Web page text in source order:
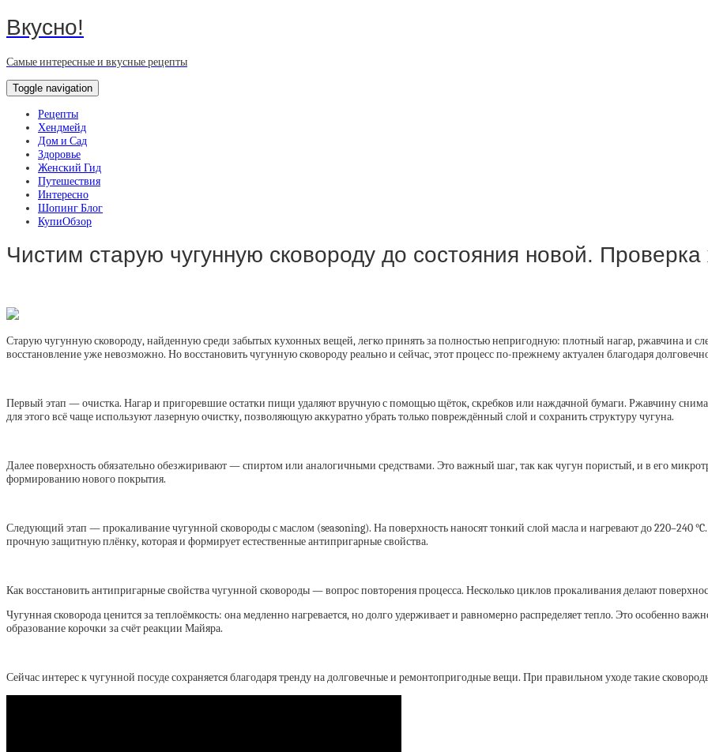
Вкусно!
Самые интересные и вкусные рецепты
Toggle navigation
Рецепты
Хендмейд
Дом и Сад
Здоровье
Женский Гид
Путешествия
Интересно
Шопинг Блог
КупиОбзор
Чистим старую чугунную сковороду до состояния новой.
Старую чугунную сковороду, найденную среди забытых кухонных вещей, легко принять за полностью непригодную: плотный нагар, ржавчина и
восстановление уже невозможно. Но восстановить чугунную сковороду реально и сейчас, этот процесс по-прежнему актуален благодаря
Первый этап — очистка. Нагар и пригоревшие остатки пищи удаляют вручную с помощью щёток, скребков или наждачной бумаги. Ржавчину
для этого всё чаще используют лазерную очистку, позволяющую аккуратно убрать только повреждённый слой и сохранить структуру чугуна.
Далее поверхность обязательно обезжиривают — спиртом или аналогичными средствами. Это важный шаг, так как чугун пористый, и в его
формированию нового покрытия.
Следующий этап — прокаливание чугунной сковороды с маслом (seasoning). На поверхность наносят тонкий слой масла и нагревают до 220–240
прочную защитную плёнку, которая и формирует естественные антипригарные свойства.
Как восстановить антипригарные свойства чугунной сковороды — вопрос повторения процесса. Несколько циклов прокаливания делают
Чугунная сковорода ценится за теплоёмкость: она медленно нагревается, но долго удерживает и равномерно распределяет тепло. Это особенно
образование корочки за счёт реакции Майяра.
Сейчас интерес к чугунной посуде сохраняется благодаря тренду на долговечные и ремонтопригодные вещи. При правильном уходе такие